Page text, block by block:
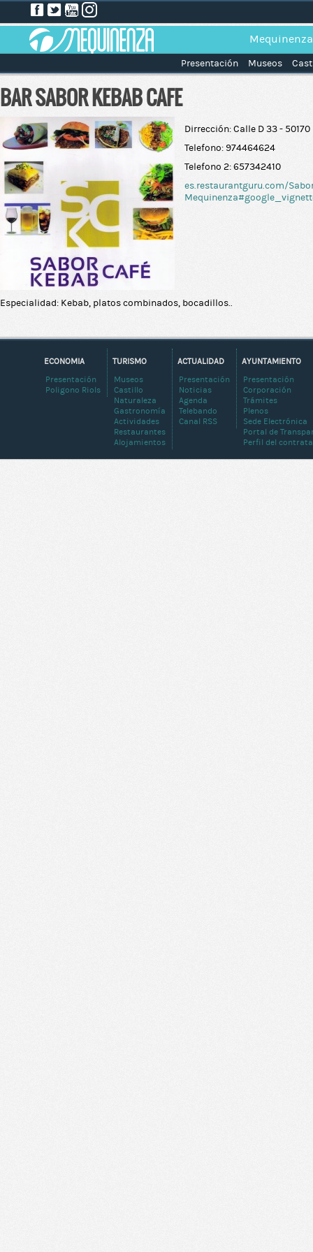
Mequinenza
Presentación Museos
BAR SABOR KEBAB CAFE
Dirrección: Calle D 33 - 50170
Telefono: 974464624
Telefono 2: 657342410
es.restaurantguru.com/
Especialidad: Kebab, platos combinados, bocadillos..
AYUNTAMIENTO
Presentación
Corporación
Trámites
Plenos
Sede Electrónica
Portal de
Perfil del
ACTUALIDAD
Presentación
Noticias
Agenda
Telebando
Canal RSS
TURISMO
Museos
Castillo
Naturaleza
Gastronomía
Actividades
Restaurantes
Alojamientos
ECONOMIA
Presentación
Poligono Riols